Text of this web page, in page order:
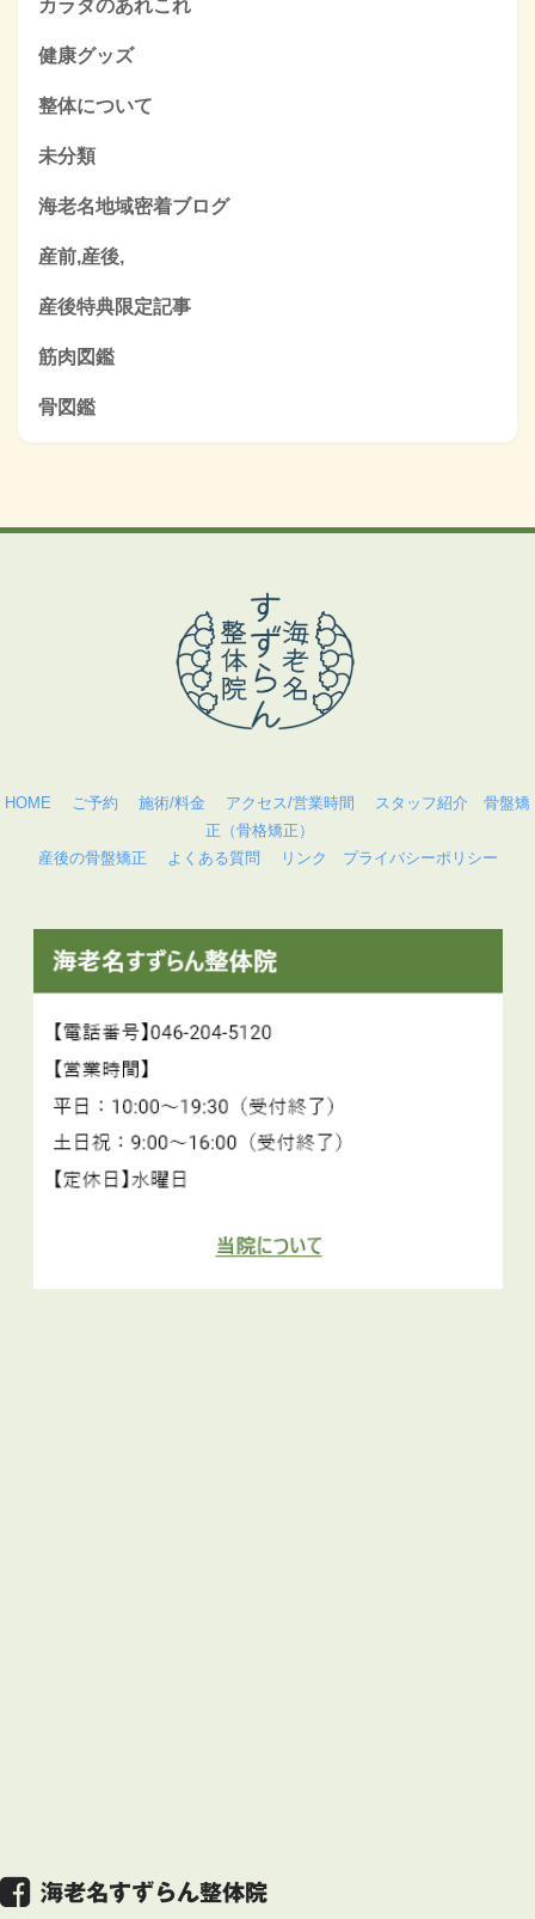
カラダのあれこれ
健康グッズ
整体について
未分類
海老名地域密着ブログ
産前,産後,
産後特典限定記事
筋肉図鑑
骨図鑑
HOME ご予約 施術/料金 アクセス/営業時間 スタッフ紹介
骨盤矯
正（骨格矯正）
産後の骨盤矯正
よくある質問 リンク プライバシーポリシー
海老名すずらん整体院